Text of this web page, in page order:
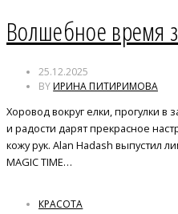
Волшебное время
25.12.2025
BYИРИНА ПИТИРИМОВА
Хоровод вокруг елки, прогулки
и радости дарят прекрасное
кожу рук. Alan Hadash выпустил
MAGIC TIME…
КРАСОТА